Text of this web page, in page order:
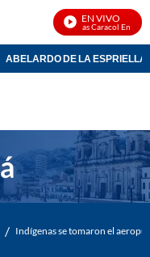
EN VIVO
Noticias Caracol En Vivo
ABELARDO DE LA ESPRIELLA
/ Indígenas se tomaron el